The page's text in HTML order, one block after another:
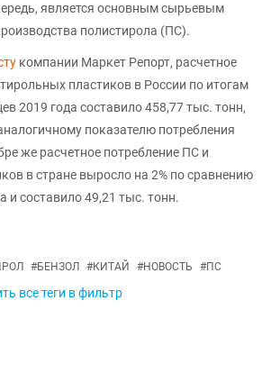
является основным сырьевым
полистирола (ПС).
компании Маркет Репорт, расчетное
пластиков в России по итогам
2019 года составило 458,77 тыс. тонн,
показателю потребления
же расчетное потребление ПС и
в стране выросло на 2% по сравнению
и составило 49,21 тыс. тонн.
#БЕНЗОЛ #КИТАЙ #НОВОСТЬ #ПС
все теги в фильтр